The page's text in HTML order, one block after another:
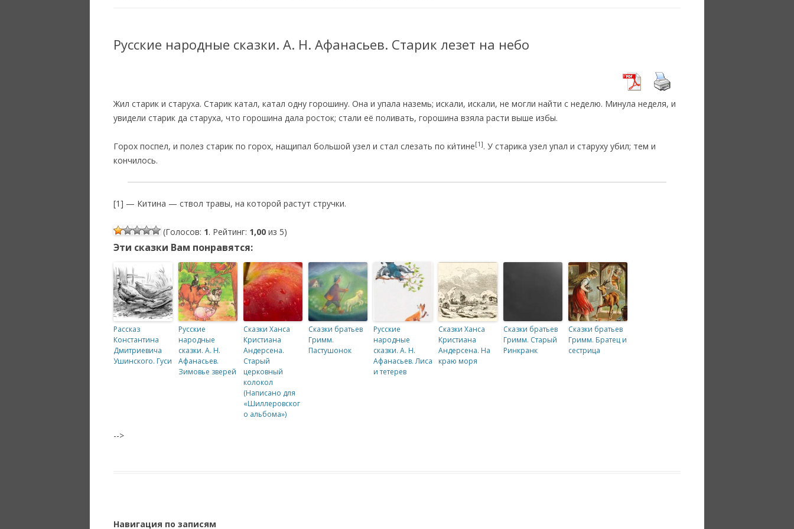
Русские народные сказки. А. Н. Афанасьев. Старик лезет на небо
Жил старик и старуха. Старик катал, катал одну горошину. Она и упала наземь; искали, искали, не могли найти с неделю. Минула неделя, и
увидели старик да старуха, что горошина дала росток; стали её поливать, горошина взяла расти выше избы.
Горох поспел, и полез старик по горох, нащипал большой узел и стал слезать по ки́тине[1]. У старика узел упал и старуху убил; тем и
кончилось.
[1] — Китина — ствол травы, на которой растут стручки.
(Голосов: 1. Рейтинг: 1,00 из 5)
Эти сказки Вам понравятся:
Рассказ
Константина
Дмитриевича
Ушинского. Гуси
Русские
народные
сказки. А. Н.
Афанасьев.
Зимовье зверей
Сказки Ханса
Кристиана
Андерсена.
Старый
церковный
колокол
(Написано для
«Шиллеровског
о альбома»)
Сказки братьев
Гримм.
Пастушонок
Русские
народные
сказки. А. Н.
Афанасьев. Лиса
и тетерев
Сказки Ханса
Кристиана
Андерсена. На
краю моря
Сказки братьев
Гримм. Старый
Ринкранк
Сказки братьев
Гримм. Братец и
сестрица
-->
Навигация по записям